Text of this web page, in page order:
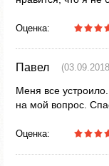
Оценка:
Павел
Меня все
на мой вопрос.
Оценка: